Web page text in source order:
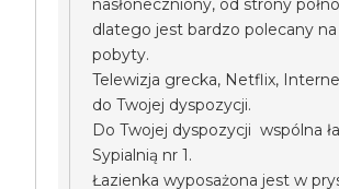
nasłoneczniony, od strony
dlatego jest bardzo polecany
pobyty.
Telewizja grecka, Netflix,
do Twojej dyspozycji.
Do Twojej dyspozycji wspólna
Sypialnią nr 1.
Łazienka wyposażona jest w